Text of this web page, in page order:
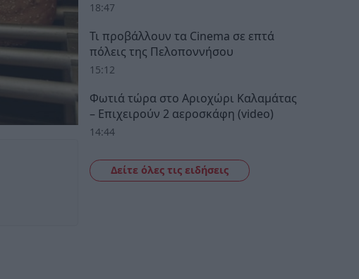
18:47
Τι προβάλλουν τα Cinema σε επτά
πόλεις της Πελοποννήσου
15:12
Φωτιά τώρα στο Αριοχώρι Καλαμάτας
– Επιχειρούν 2 αεροσκάφη (video)
14:44
Δείτε όλες τις ειδήσεις